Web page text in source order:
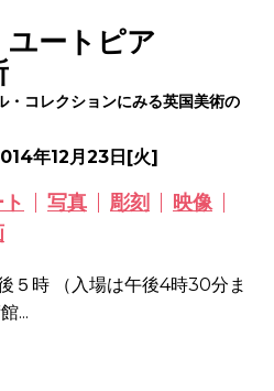
ートピア
・コレクションにみる英国美術の
年12月23日[火]
写真 彫刻
映像
５時 （入場は午後4時30分ま
...